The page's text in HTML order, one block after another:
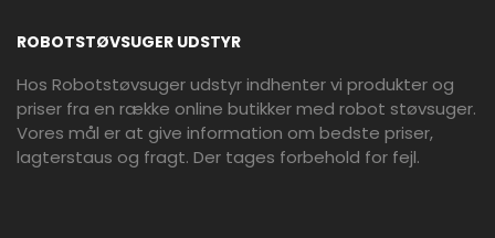
ROBOTSTØVSUGER UDSTYR
Hos Robotstøvsuger udstyr indhenter vi produkter og
priser fra en række online butikker med robot støvsuger.
Vores mål er at give information om bedste priser,
lagterstaus og fragt. Der tages forbehold for fejl.